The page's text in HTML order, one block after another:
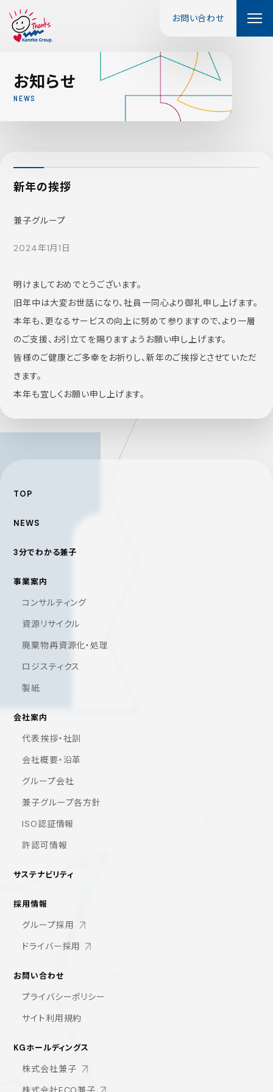
お問い合わせ
お知らせ
NEWS
新年の挨拶
兼子グループ
2024年1月1日
明けましておめでとうございます。
旧年中は大変お世話になり、社員一同心より御礼申し上げます。
本年も、更なるサービスの向上に努めて参りますので、より一層
のご支援、お引立てを賜りますようお願い申し上げます。
皆様のご健康とご多幸をお祈りし、新年のご挨拶とさせていただ
きます。
本年も宜しくお願い申し上げます。
TOP
NEWS
3分でわかる兼子
事業案内
コンサルティング
資源リサイクル
廃棄物再資源化・処理
ロジスティクス
製紙
会社案内
代表挨拶・社訓
会社概要・沿革
グループ会社
兼子グループ各方針
ISO認証情報
許認可情報
サステナビリティ
採用情報
グループ採用
ドライバー採用
お問い合わせ
プライバシーポリシー
サイト利用規約
KGホールディングス
株式会社兼子